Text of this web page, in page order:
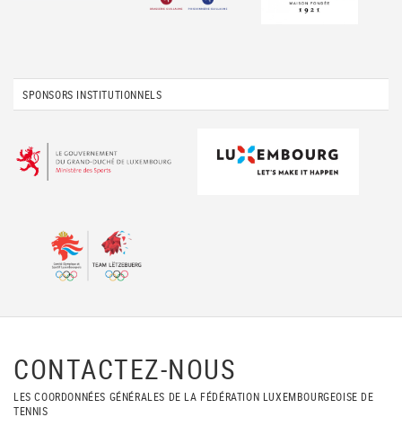
SPONSORS INSTITUTIONNELS
CONTACTEZ-NOUS
LES COORDONNÉES GÉNÉRALES DE LA FÉDÉRATION LUXEMBOURGEOISE DE
TENNIS